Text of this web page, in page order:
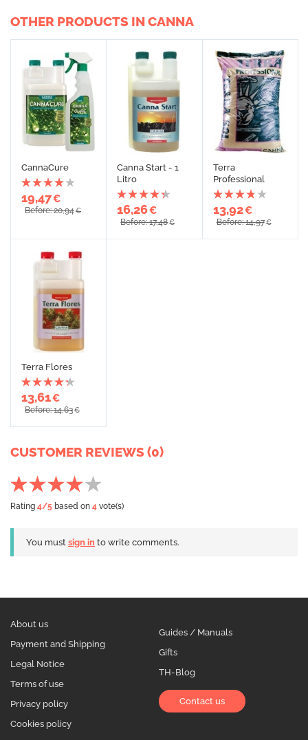
OTHER PRODUCTS IN CANNA
CannaCure
19,47€
Before: 20,94€
Canna Start - 1
Litro
16,26€
Before: 17,48€
Terra
Professional
13,92€
Before: 14,97€
Terra Flores
13,61€
Before: 14,63€
CUSTOMER REVIEWS (0)
Rating 4/5 based on 4 vote(s)
You must sign in to write comments.
About us
Payment and Shipping
Legal Notice
Terms of use
Privacy policy
Cookies policy
Guides / Manuals
Gifts
TH-Blog
Contact us